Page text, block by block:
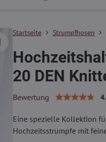
Startseite Strumpfhosen
20 DEN
Bewertung
Eine spezielle Kollektion
Hochzeitsstrümpfe mit